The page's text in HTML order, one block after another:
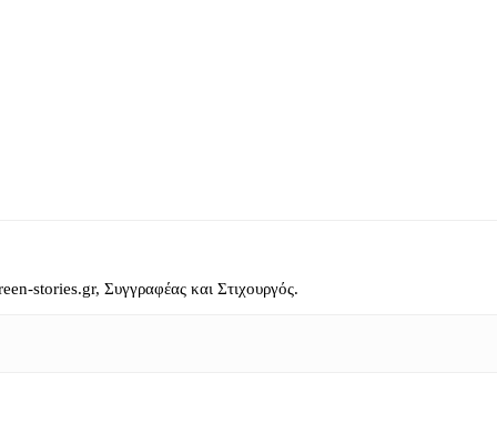
stories.gr, Συγγραφέας και Στιχουργός.